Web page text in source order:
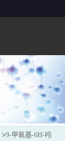
>9-甲氧基-6H-吲